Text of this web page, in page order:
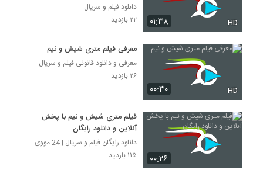
۰۱:۳۸ HD
دانلود فیلم و سریال
۲۲ بازدید
۰۰:۳۰ HD
معرفی فیلم متری شیش و نیم
معرفی و دانلود قانونی فیلم و سریال
۲۶ بازدید
۰۰:۲۶
فیلم متری شیش و نیم با پخش
آنلاین و دانلود رایگان
دانلود رایگان فیلم و سریال | 24 مووی
۱۱۵ بازدید